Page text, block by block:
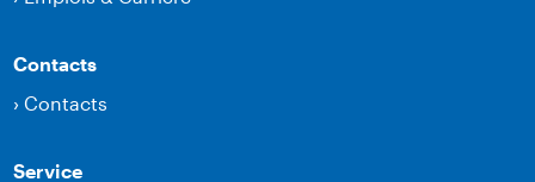
Contacts
›Contacts
Service